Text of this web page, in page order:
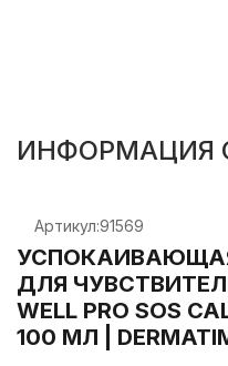
ИНФОРМАЦИЯ
Артикул:91569
ДЛЯ
WELL PRO SOS
100 МЛ |